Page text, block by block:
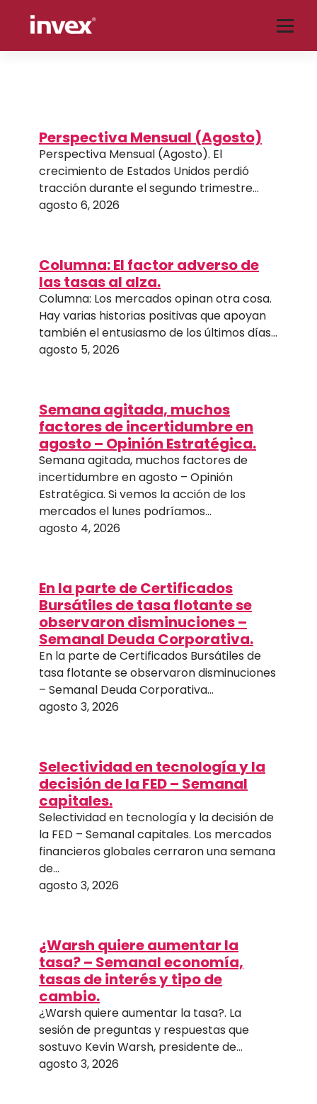
relacionados con economía, finanzas, mercados, bolsas, tipo de cambio,
Perspectiva Mensual (Agosto)
Perspectiva Mensual (Agosto). El
crecimiento de Estados Unidos perdió
tracción durante el segundo trimestre…
agosto 6, 2026
Columna: El factor adverso de
las tasas al alza.
Columna: Los mercados opinan otra cosa.
Hay varias historias positivas que apoyan
también el entusiasmo de los últimos días…
agosto 5, 2026
Semana agitada, muchos
factores de incertidumbre en
agosto – Opinión Estratégica.
Semana agitada, muchos factores de
incertidumbre en agosto – Opinión
Estratégica. Si vemos la acción de los
mercados el lunes podríamos…
agosto 4, 2026
En la parte de Certificados
Bursátiles de tasa flotante se
observaron disminuciones –
Semanal Deuda Corporativa.
En la parte de Certificados Bursátiles de
tasa flotante se observaron disminuciones
– Semanal Deuda Corporativa…
agosto 3, 2026
Selectividad en tecnología y la
decisión de la FED – Semanal
capitales.
Selectividad en tecnología y la decisión de
la FED – Semanal capitales. Los mercados
financieros globales cerraron una semana
de…
agosto 3, 2026
¿Warsh quiere aumentar la
tasa? – Semanal economía,
tasas de interés y tipo de
cambio.
¿Warsh quiere aumentar la tasa?. La
sesión de preguntas y respuestas que
sostuvo Kevin Warsh, presidente de…
agosto 3, 2026